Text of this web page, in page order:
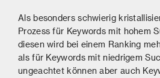
Als besonders schwierig
Prozess für Keywords mit hohem
diesen wird bei einem Ranking
als für Keywords mit niedrigem
ungeachtet können aber auch